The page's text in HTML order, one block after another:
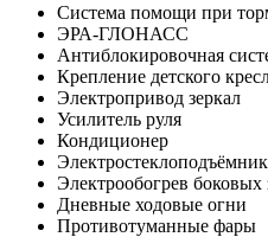
Система помощи при
ЭРА-ГЛОНАСС
Антиблокировочная
Крепление детского
Электропривод зеркал
Усилитель руля
Кондиционер
Электрообогрев боковых
Дневные ходовые огни
Противотуманные фары